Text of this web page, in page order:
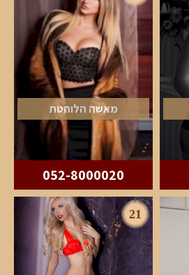
מאשה הלוהטת
052-8000020
21